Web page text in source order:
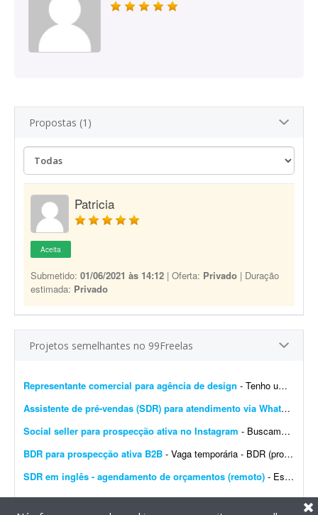
Propostas (1)
Patricia
Aceita
Submetido: 01/06/2021 às 14:12 | Oferta: Privado | Duração
estimada: Privado
Projetos semelhantes no 99Freelas
Representante comercial para agência de design - Tenho uma agência de design e alguns projetos secundários ligados a ela. Porém, no momento estamos precisando de ajuda para atrair mais clientes. Para este primeiro trabalho, f...
Assistente de pré-vendas (SDR) para atendimento via WhatsApp e CRM
Social seller para prospecção ativa no Instagram - Buscamos uma social seller para atuar na prospecção ativa pelo Instagram. O objetivo é identificar potenciais clientes na nossa base de seguidores e buscar perfis estrat&eacut...
BDR para prospecção ativa B2B - Vaga temporária - BDR (prospecção B2B) Contratamos BDR para prospecção ativa B2B e agendamento de reuniões com empresários e donos de empresas, em ...
SDR em inglês - agendamento de orçamentos (remoto) - Estamos procurando uma pessoa com inglês fluente para atuar como SDR (appointment setter) de forma remota. A principal responsabilidade será entrar em contato com leads que já ...